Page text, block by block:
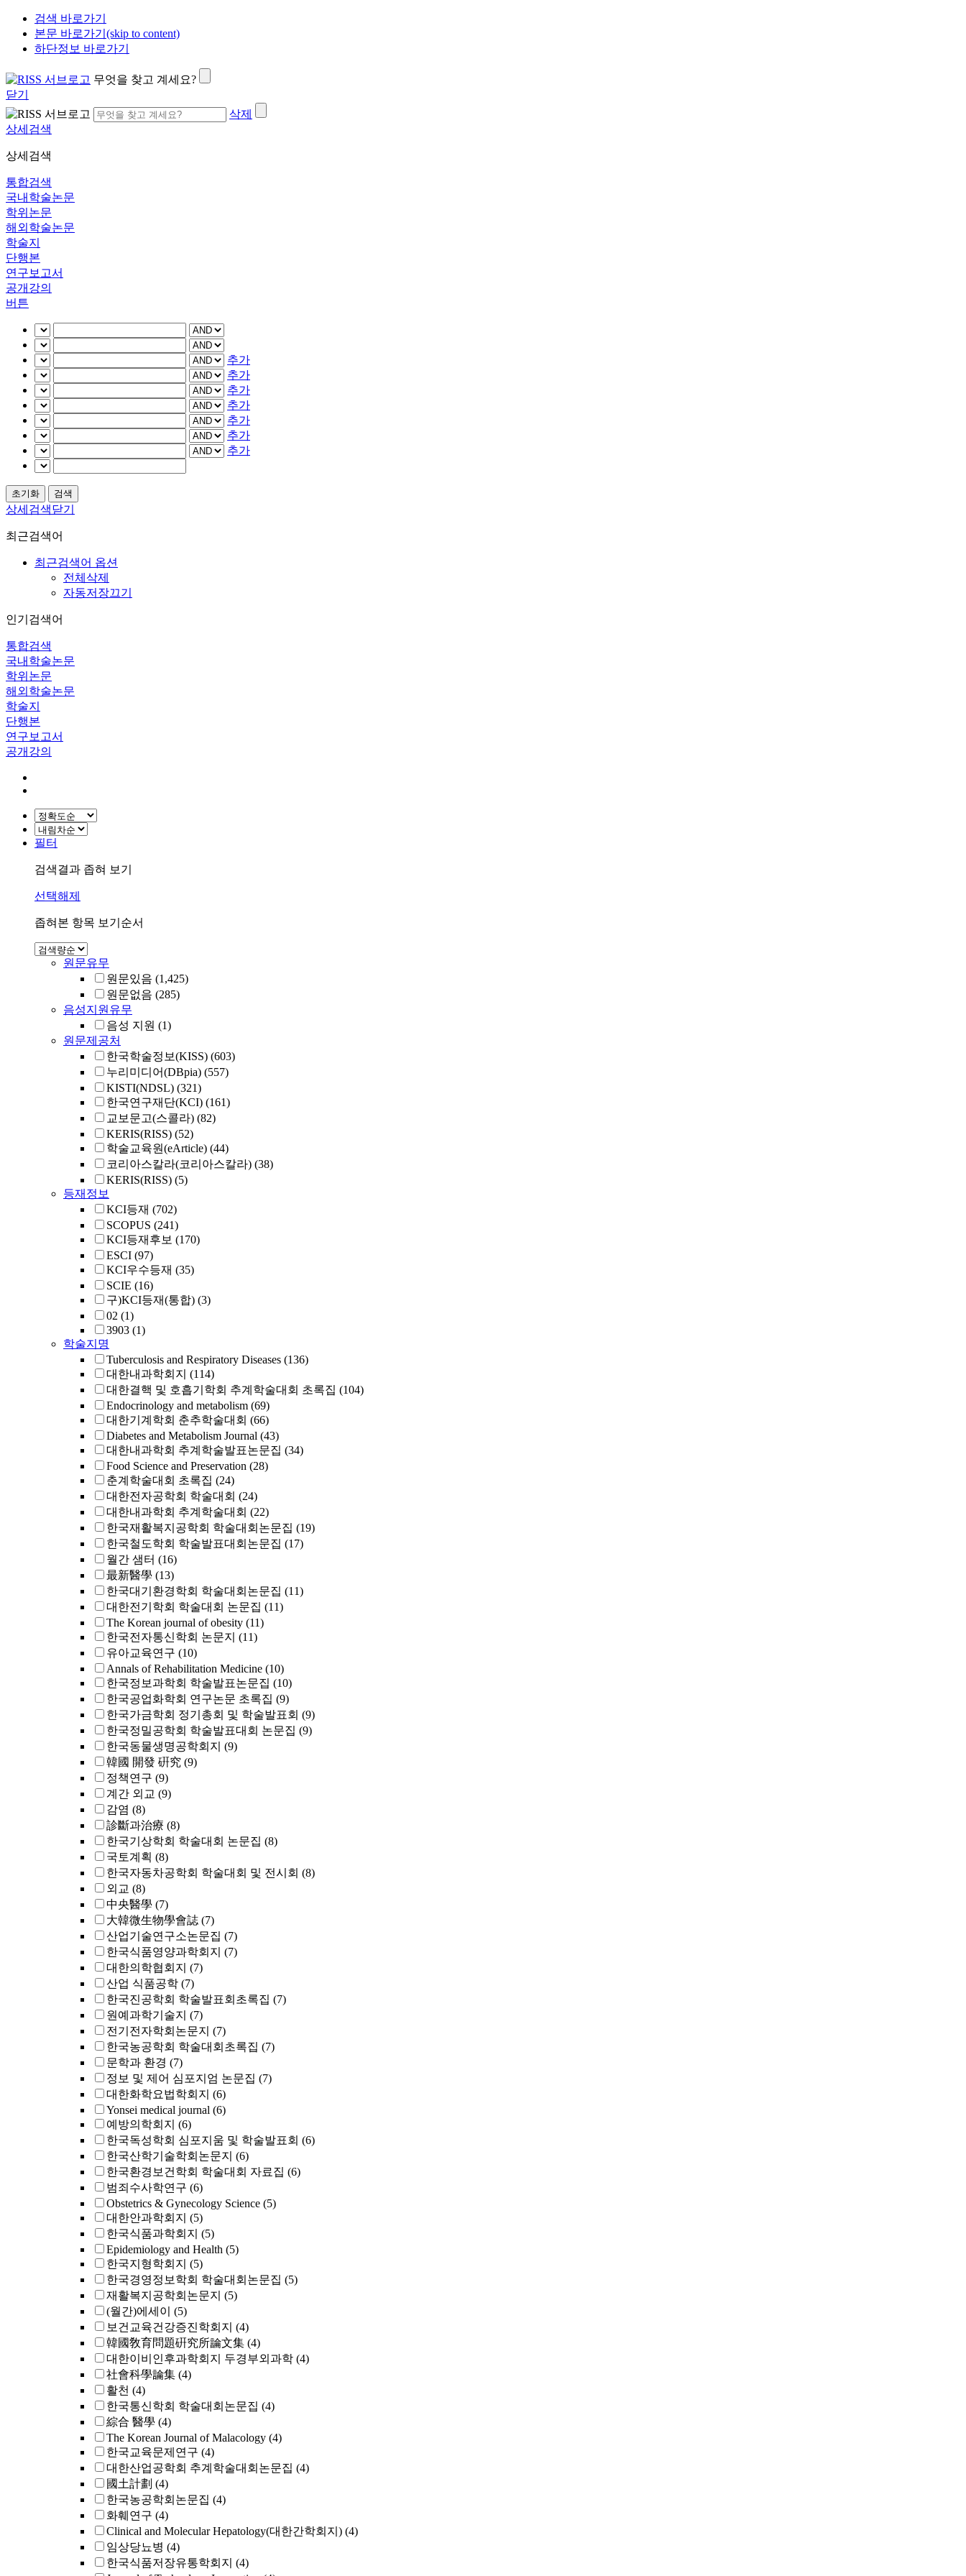
검색 바로가기
본문 바로가기(skip to content)
하단정보 바로가기
무엇을 찾고 계세요?
닫기
삭제
상세검색
상세검색
통합검색
국내학술논문
학위논문
해외학술논문
학술지
단행본
연구보고서
공개강의
버튼
추가
추가
추가
추가
추가
추가
추가
상세검색닫기
최근검색어
최근검색어 옵션
전체삭제
자동저장끄기
인기검색어
통합검색
국내학술논문
학위논문
해외학술논문
학술지
단행본
연구보고서
공개강의
필터
검색결과 좁혀 보기
선택해제
좁혀본 항목 보기순서
원문유무
원문있음 (1,425)
원문없음 (285)
음성지원유무
음성 지원 (1)
원문제공처
한국학술정보(KISS) (603)
누리미디어(DBpia) (557)
KISTI(NDSL) (321)
한국연구재단(KCI) (161)
교보문고(스콜라) (82)
KERIS(RISS) (52)
학술교육원(eArticle) (44)
코리아스칼라(코리아스칼라) (38)
KERIS(RISS) (5)
등재정보
KCI등재 (702)
SCOPUS (241)
KCI등재후보 (170)
ESCI (97)
KCI우수등재 (35)
SCIE (16)
구)KCI등재(통합) (3)
02 (1)
3903 (1)
학술지명
Tuberculosis and Respiratory Diseases (136)
대한내과학회지 (114)
대한결핵 및 호흡기학회 추계학술대회 초록집 (104)
Endocrinology and metabolism (69)
대한기계학회 춘추학술대회 (66)
Diabetes and Metabolism Journal (43)
대한내과학회 추계학술발표논문집 (34)
Food Science and Preservation (28)
춘계학술대회 초록집 (24)
대한전자공학회 학술대회 (24)
대한내과학회 추계학술대회 (22)
한국재활복지공학회 학술대회논문집 (19)
한국철도학회 학술발표대회논문집 (17)
월간 샘터 (16)
最新醫學 (13)
한국대기환경학회 학술대회논문집 (11)
대한전기학회 학술대회 논문집 (11)
The Korean journal of obesity (11)
한국전자통신학회 논문지 (11)
유아교육연구 (10)
Annals of Rehabilitation Medicine (10)
한국정보과학회 학술발표논문집 (10)
한국공업화학회 연구논문 초록집 (9)
한국가금학회 정기총회 및 학술발표회 (9)
한국정밀공학회 학술발표대회 논문집 (9)
한국동물생명공학회지 (9)
韓國 開發 硏究 (9)
정책연구 (9)
계간 외교 (9)
감염 (8)
診斷과治療 (8)
한국기상학회 학술대회 논문집 (8)
국토계획 (8)
한국자동차공학회 학술대회 및 전시회 (8)
외교 (8)
中央醫學 (7)
大韓微生物學會誌 (7)
산업기술연구소논문집 (7)
한국식품영양과학회지 (7)
대한의학협회지 (7)
산업 식품공학 (7)
한국진공학회 학술발표회초록집 (7)
원예과학기술지 (7)
전기전자학회논문지 (7)
한국농공학회 학술대회초록집 (7)
문학과 환경 (7)
정보 및 제어 심포지엄 논문집 (7)
대한화학요법학회지 (6)
Yonsei medical journal (6)
예방의학회지 (6)
한국독성학회 심포지움 및 학술발표회 (6)
한국산학기술학회논문지 (6)
한국환경보건학회 학술대회 자료집 (6)
범죄수사학연구 (6)
Obstetrics & Gynecology Science (5)
대한안과학회지 (5)
한국식품과학회지 (5)
Epidemiology and Health (5)
한국지형학회지 (5)
한국경영정보학회 학술대회논문집 (5)
재활복지공학회논문지 (5)
(월간)에세이
(5)
보건교육건강증진학회지 (4)
韓國敎育問題硏究所論文集 (4)
대한이비인후과학회지 두경부외과학 (4)
社會科學論集 (4)
활천 (4)
한국통신학회 학술대회논문집 (4)
綜合 醫學 (4)
The Korean Journal of Malacology (4)
한국교육문제연구 (4)
대한산업공학회 추계학술대회논문집 (4)
國土計劃 (4)
한국농공학회논문집 (4)
화훼연구 (4)
Clinical and Molecular Hepatology(대한간학회지) (4)
임상당뇨병 (4)
한국식품저장유통학회지 (4)